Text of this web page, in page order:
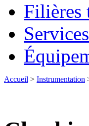
Filières
Accueil > Instrumentation